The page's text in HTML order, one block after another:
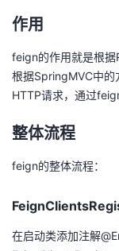
客
论
坛
的
圈
子
我
的
直
我
的
动
我
关
我
的
我
作用
feign的作用就是根据
根据SpringMVC中的
HTTP请求，通过
整体流程
feign的整体流程：
在启动类添加注解